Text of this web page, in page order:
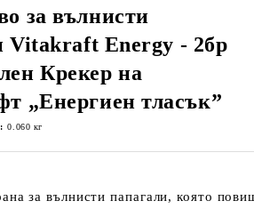
за вълнисти
Vitakraft Energy - 2бр
Крекер на
„Енергиен тласък”
0.060 кг
за вълнисти папагали, която